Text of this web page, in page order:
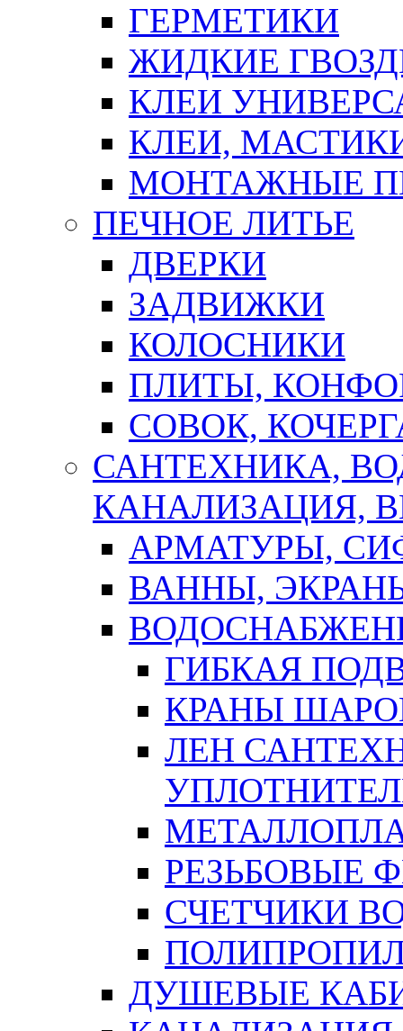
ГЕРМЕТИКИ
ЖИДКИЕ
КЛЕИ
КЛЕИ,
МОНТАЖНЫЕ
ПЕЧНОЕ ЛИТЬЕ
ДВЕРКИ
ЗАДВИЖКИ
КОЛОСНИКИ
ПЛИТЫ,
СОВОК,
САНТЕХНИКА,
КАНАЛИЗАЦИЯ,
АРМАТУРЫ,
ВАННЫ,
ГИБКАЯ
КРАНЫ
ЛЕН
РЕЗЬБОВЫЕ
СЧЕТЧИКИ
ДУШЕВЫЕ